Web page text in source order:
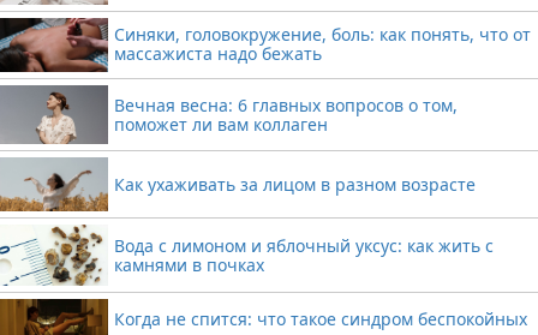
Синяки, головокружение, боль: как понять, что от
массажиста надо бежать
Вечная весна: 6 главных вопросов о том,
поможет ли вам коллаген
Как ухаживать за лицом в разном возрасте
Вода с лимоном и яблочный уксус: как жить с
камнями в почках
Когда не спится: что такое синдром беспокойных